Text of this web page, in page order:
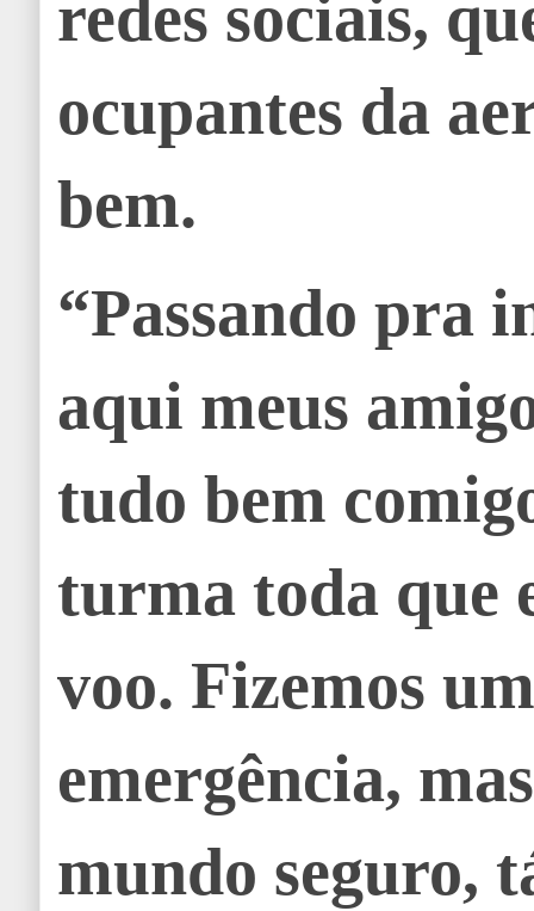
redes sociais,
ocupantes da
bem.
“Passando pra
aqui meus
tudo bem
turma toda que
voo. Fizemos
emergência,
mundo seguro,